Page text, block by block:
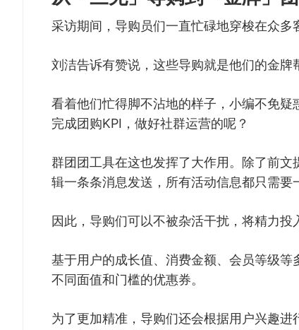
采访期间，导购员们一直忙碌地穿梭在众多
刘洁告诉有赞说，这些导购就是他们的金牌
看着他们忙得脚不沾地的样子，小编不免
完成团购KPI，做好社群运营的呢？
群团团工具在这也发挥了大作用。除了前
辑一条条消息发送，所有活动信息都只需要
因此，导购们可以不被杂活干扰，将精力投
基于用户的成长值、消费金额、会员等级
不同面值和门槛的优惠券。
为了更加精准，导购们还会根据用户兴趣